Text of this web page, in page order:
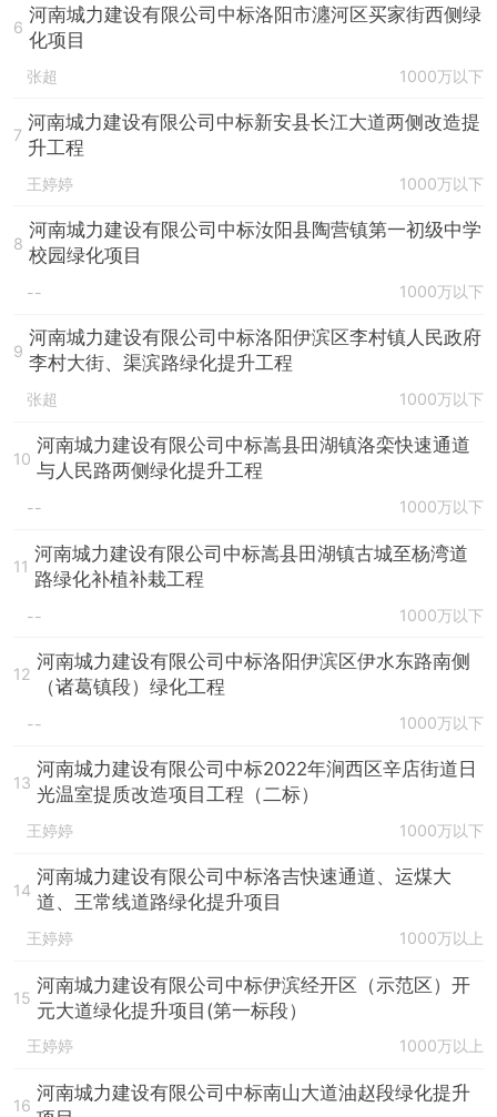
6
河南城力建设有限公司中标洛阳市瀍河区买家街西侧绿
化项目
张超 1000万以下
7
河南城力建设有限公司中标新安县长江大道两侧改造提
升工程
王婷婷 1000万以下
8
河南城力建设有限公司中标汝阳县陶营镇第一初级中学
校园绿化项目
-- 1000万以下
9
河南城力建设有限公司中标洛阳伊滨区李村镇人民政府
李村大街、渠滨路绿化提升工程
张超 1000万以下
10
河南城力建设有限公司中标嵩县田湖镇洛栾快速通道
与人民路两侧绿化提升工程
-- 1000万以下
11
河南城力建设有限公司中标嵩县田湖镇古城至杨湾道
路绿化补植补栽工程
-- 1000万以下
12
河南城力建设有限公司中标洛阳伊滨区伊水东路南侧
（诸葛镇段）绿化工程
-- 1000万以下
13
河南城力建设有限公司中标2022年涧西区辛店街道日
光温室提质改造项目工程（二标）
王婷婷 1000万以下
14
河南城力建设有限公司中标洛吉快速通道、运煤大
道、王常线道路绿化提升项目
王婷婷 1000万以上
15
河南城力建设有限公司中标伊滨经开区（示范区）开
元大道绿化提升项目(第一标段）
王婷婷 1000万以上
16
河南城力建设有限公司中标南山大道油赵段绿化提升